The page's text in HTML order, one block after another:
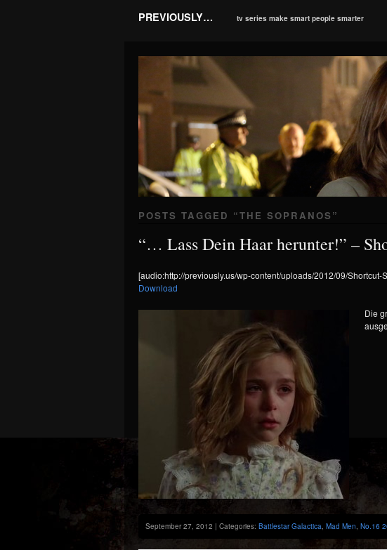
PREVIOUSLY… tv series make smart people smarter
POSTS TAGGED “THE SOPRANOS ”
“… Lass Dein Haar herunter!” –
[audio:http://previously.us/wp-content/uploads/2012/09/Shortcut-
Download
Die
September 27, 2012 | Categories: Battlestar Galactica, Mad Men, No.16